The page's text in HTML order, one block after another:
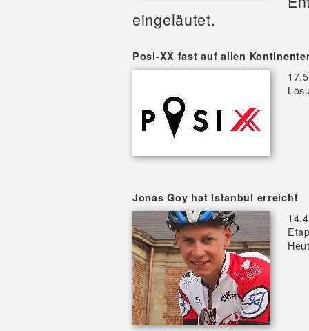
eingeläutet.
Posi-XX fast auf allen
Jonas Goy hat Istanbul erreicht